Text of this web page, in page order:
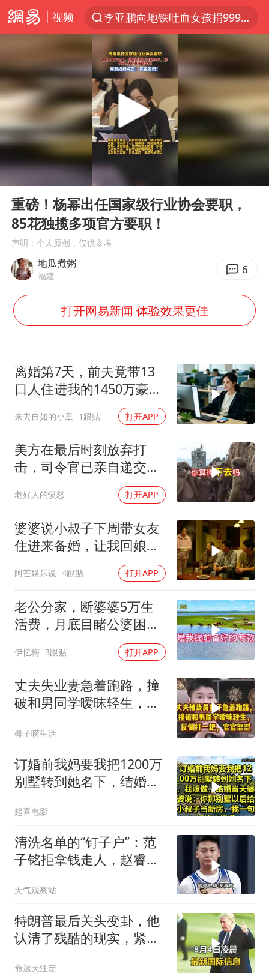
视频
李亚鹏向地铁吐血女孩捐99999元
服务提质，内需扩容有保障
官方通报传销头目出狱办书院
普京宣布多项人事调整
台风白海豚可能在浙江登陆
美股收盘：道指再创历史新高
人贩子“梅姨”真实姓名曝光
强台风白海豚逐渐向我国靠近
被一条街帮助的“煎饼叔叔”去世
“老头乐”悬挂“蒙H好几个8”上路
被错换37年女子起诉医院：本不需辍学
河南：领导干部要带头休假
中方公布5项对美反制措施
13岁少年白天写作业晚上夜市炒粉
四预警齐发！双台风影响多个海域
华为新款折叠屏电脑24999元起
Play
00:00
重磅！杨幂出任国家级行业协会要职，
85花独揽多项官方要职！
声明：个人原创，仅供参考
地瓜煮粥
福建 6
打开网易新闻 体验效果更佳
离婚第7天，前夫竟带13
口人住进我的1450万豪
来去自如的小章 1跟贴 打开APP
美方在最后时刻放弃打
击，司令官已亲自递交文
老好人的愤怒 打开APP
婆婆说小叔子下周带女友
住进来备婚，让我回娘家
阿芒娱乐说 4跟贴 打开APP
老公分家，断婆婆5万生
活费，月底目睹公婆困
伊忆梅 3跟贴 打开APP
丈夫失业妻急着跑路，撞
破和男同学暧昧轻生，反
椰子唠生活
订婚前我妈要我把1200万
别墅转到她名下，结婚当
叔子当新房
起喜电影
清洗名单的“钉子户”：范
子铭拒拿钱走人，赵睿亲
天气观察站
特朗普最后关头变卦，他
认清了残酷的现实，紧急
命运天注定